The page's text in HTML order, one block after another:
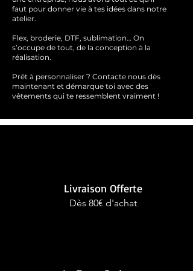
faut pour donner vie à tes idées dans notre
atelier.
Flex, broderie, DTF, sublimation… On
s’occupe de tout, de la conception à la
réalisation.
Prêt à personnaliser ? Contacte nous dès
maintenant et démarque toi avec des
vêtements qui te ressemblent vraiment !
Livraison Offerte
Dès 80€ d'achat